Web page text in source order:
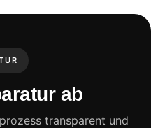
ab
transparent und